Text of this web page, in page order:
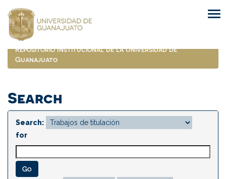
navigation
Repositorio Institucional de la Universidad de
Guanajuato
Search
Search:
for